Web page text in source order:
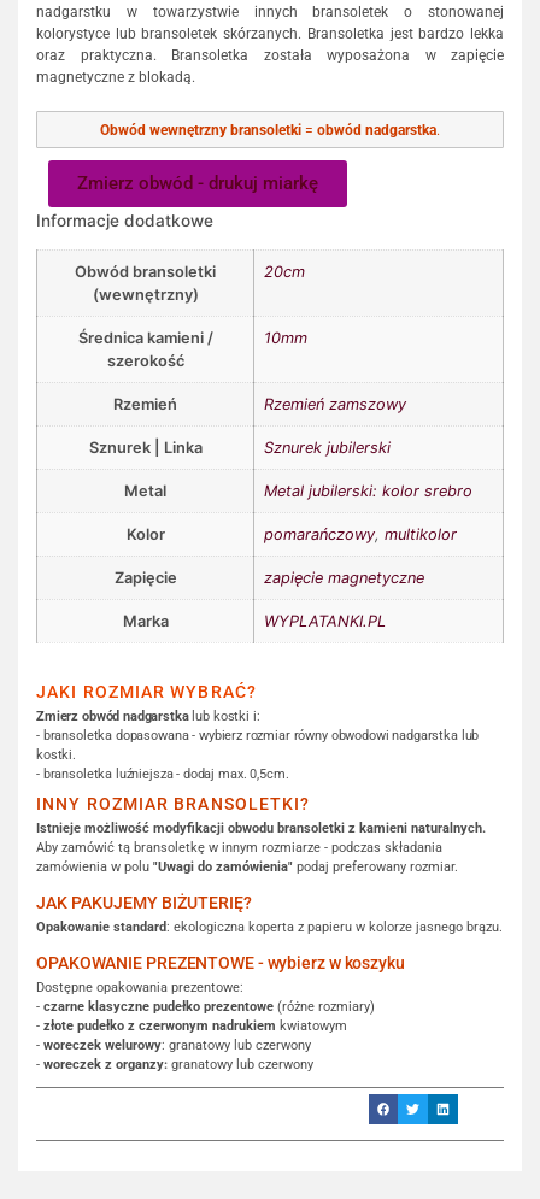
nadgarstku w towarzystwie innych bransoletek o stonowanej
kolorystyce lub bransoletek skórzanych. Bransoletka jest bardzo lekka
oraz praktyczna. Bransoletka została wyposażona w zapięcie
magnetyczne z blokadą.
Obwód wewnętrzny bransoletki = obwód nadgarstka.
Zmierz obwód - drukuj miarkę
Informacje dodatkowe
Obwód bransoletki
(wewnętrzny)
20cm
Średnica kamieni /
szerokość
10mm
Rzemień Rzemień zamszowy
Sznurek | Linka Sznurek jubilerski
Metal Metal jubilerski: kolor srebro
Kolor pomarańczowy, multikolor
Zapięcie zapięcie magnetyczne
Marka WYPLATANKI.PL
JAKI ROZMIAR WYBRAĆ?
Zmierz obwód nadgarstkalub kostki i:
- bransoletka dopasowana - wybierz rozmiar równy obwodowi nadgarstka lub
kostki.
- bransoletka luźniejsza - dodaj max. 0,5cm.
INNY ROZMIAR BRANSOLETKI?
Istnieje możliwość modyfikacji obwodu bransoletki z kamieni naturalnych.
Aby zamówić tą bransoletkę w innym rozmiarze - podczas składania
zamówienia w polu "Uwagi do zamówienia" podaj preferowany rozmiar.
JAK PAKUJEMY BIŻUTERIĘ?
Opakowanie standard: ekologiczna koperta z papieru w kolorze jasnego brązu.
OPAKOWANIE PREZENTOWE - wybierz w koszyku
Dostępne opakowania prezentowe:
- czarne klasyczne pudełko prezentowe (różne rozmiary)
- złote pudełko z czerwonym nadrukiem kwiatowym
- woreczek welurowy: granatowy lub czerwony
- woreczek z organzy: granatowy lub czerwony